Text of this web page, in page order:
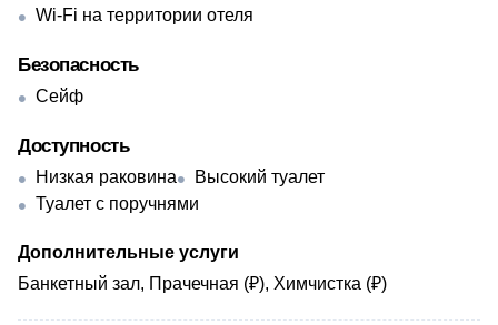
Wi-Fi на территории отеля
Безопасность
Сейф
Доступность
Низкая раковина
Высокий туалет
Туалет с поручнями
Дополнительные услуги
Банкетный зал, Прачечная (₽), Химчистка (₽)